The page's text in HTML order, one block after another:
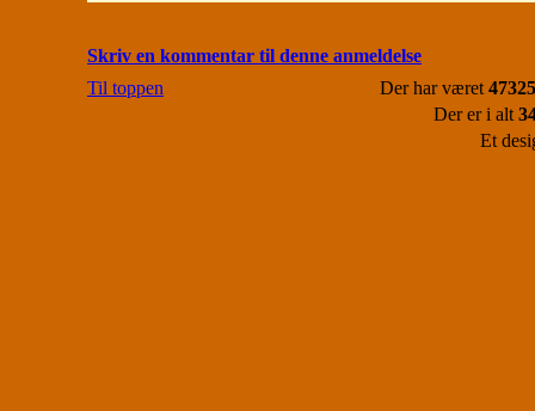
Skriv en kommentar til denne anmeldelse
Til toppen
Der har været
Der er i alt
Et